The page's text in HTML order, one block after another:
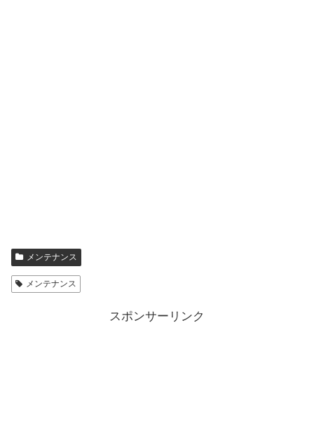
メンテナンス
メンテナンス
スポンサーリンク